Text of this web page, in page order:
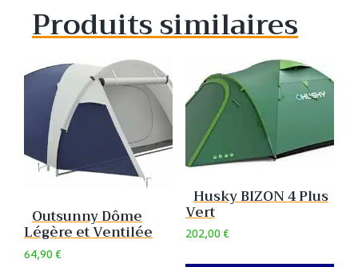
Produits similaires
Outsunny Dôme
Légère et Ventilée
64,90€
Husky BIZON 4 Plus
Vert
202,00€